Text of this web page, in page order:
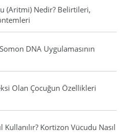
(Aritmi) Nedir? Belirtileri,
DNA Uygulamasının
Olan Çocuğun Özellikleri
Kullanılır? Kortizon Vücudu Nasıl